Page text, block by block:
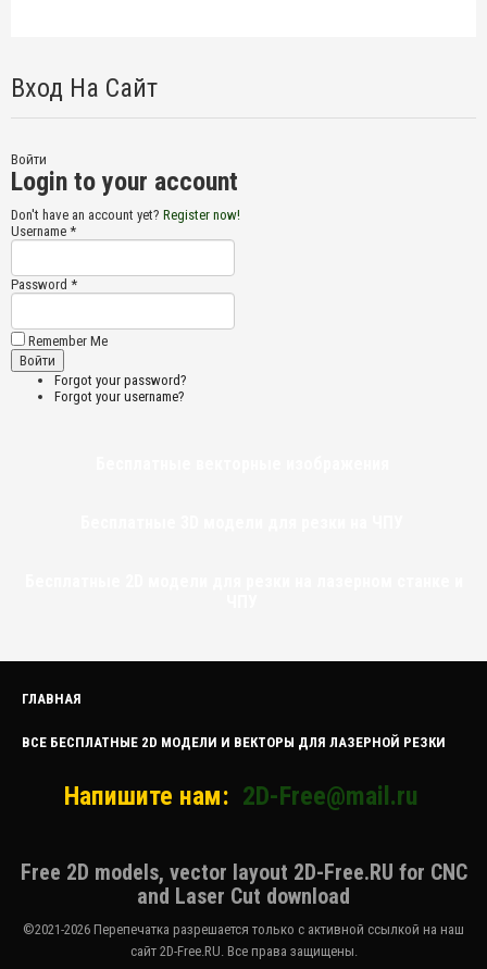
Вход На Сайт
Войти
Login to your account
Don't have an account yet? Register now!
Username *
Password *
Remember Me
Forgot your password?
Forgot your username?
ГЛАВНАЯ
ВСЕ БЕСПЛАТНЫЕ 2D МОДЕЛИ И ВЕКТОРЫ ДЛЯ ЛАЗЕРНОЙ РЕЗКИ
Напишите нам: 2D-Free@mail.ru
Free 2D models, vector layout 2D-Free.RU for CNC
and Laser Cut download
©2021-2026 Перепечатка разрешается только с активной ссылкой на наш
сайт 2D-Free.RU. Все права защищены.